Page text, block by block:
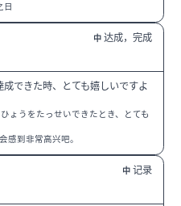
日
中 达成，完成
成できた時、とても嬉しいですよ
ょうをたっせいできたとき、とても
感到非常高兴吧。
中 记录